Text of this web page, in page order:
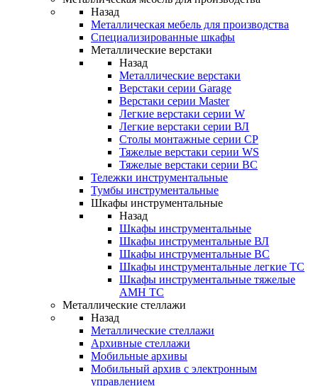
Назад
Металлическая мебель для производства
Cпециализированные шкафы
Металлические верстаки
Назад
Металлические верстаки
Верстаки серии Garage
Верстаки серии Master
Легкие верстаки серии W
Легкие верстаки серии ВЛ
Столы монтажные серии СР
Тяжелые верстаки серии WS
Тяжелые верстаки серии ВС
Тележки инструментальные
Тумбы инструментальные
Шкафы инструментальные
Назад
Шкафы инструментальные
Шкафы инструментальные ВЛ
Шкафы инструментальные ВС
Шкафы инструментальные легкие ТС
Шкафы инструментальные тяжелые
AMH TC
Металлические стеллажи
Назад
Металлические стеллажи
Архивные стеллажи
Мобильные архивы
Мобильный архив с электронным
управлением